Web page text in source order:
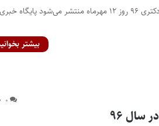
همراه با ظرفیت‌های جدید؛ اطلاعیه تکمیل ظرفیت آزمون دکتری ۹۶ روز ۱۲ مهرماه منتشر می‌شود پایگاه خبری
بیشتر
۰